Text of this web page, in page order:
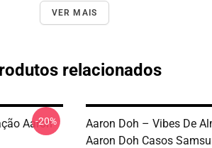
VER MAIS
relacionados
Aaron
-20%
Aaron Doh – Vibes De
Aaron Doh Casos